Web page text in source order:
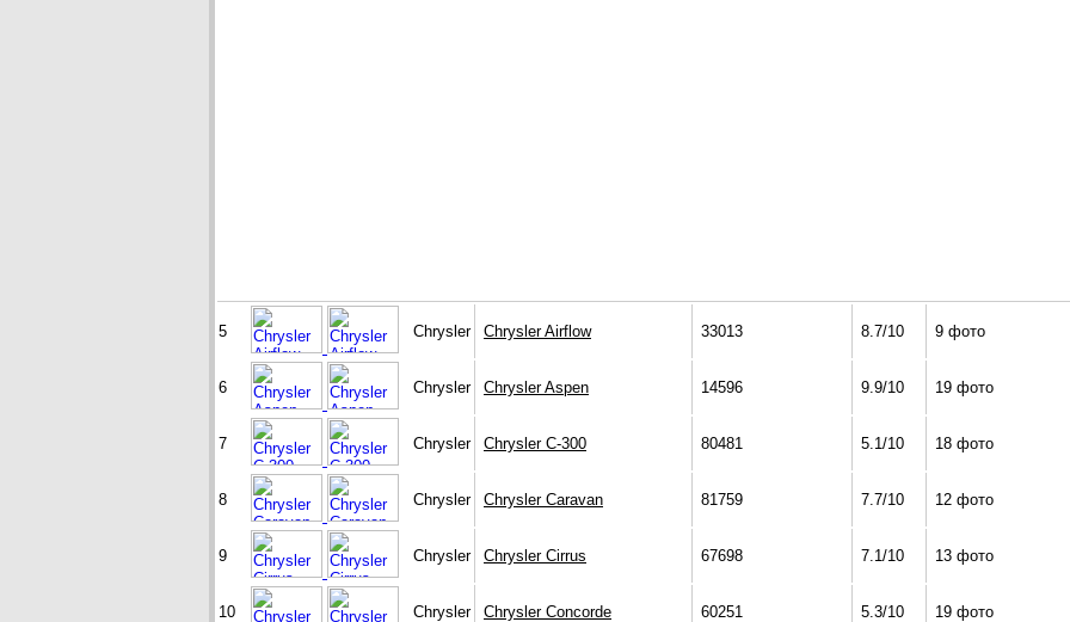
5 Chrysler Chrysler Airflow 33013 8.7/10 9 фото
6 Chrysler Chrysler Aspen 14596 9.9/10 19 фото
7 Chrysler Chrysler C-300 80481 5.1/10 18 фото
8 Chrysler Chrysler Caravan 81759 7.7/10 12 фото
9 Chrysler Chrysler Cirrus 67698 7.1/10 13 фото
10 Chrysler Chrysler Concorde 60251 5.3/10 19 фото